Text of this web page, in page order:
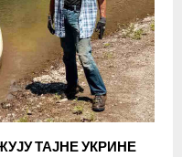
ТАЈНЕ УКРИНЕ